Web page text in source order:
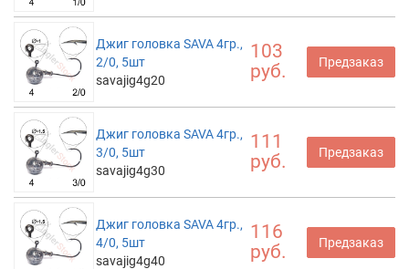
Джиг головка SAVA 4гр.,
2/0, 5шт
savajig4g20
103
руб.
Предзаказ
Джиг головка SAVA 4гр.,
3/0, 5шт
savajig4g30
111
руб.
Предзаказ
Джиг головка SAVA 4гр.,
4/0, 5шт
savajig4g40
116
руб.
Предзаказ